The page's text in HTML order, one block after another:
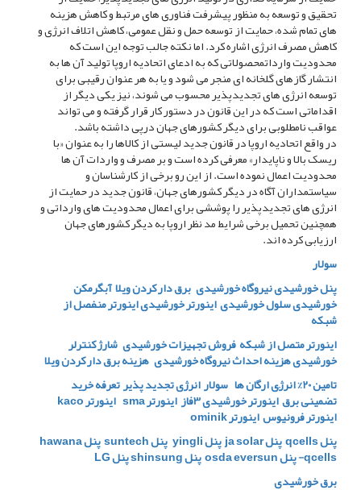
تحقیق و توسعه به منظور پیشرفت فناوری های مرتبط و کاهش هزینه
های تمام شده، حمایت از توسعه حمل و نقل عمومی، کاهش اتلاف انرژی و
کاهش مصرف انرژی اشاره کرد. اما نکته جالب توجه این است که
محدودیت وارداتمحصولاتی که به ادعای اتحادیه اروپا تولید آن ها به
انتشار گازهای گلخانه ای منجر می شود و یا به هر عنوان رقیبی برای
توسعه انرژی های تجدیدپذیر محسوب می شوند، نیز یکی دیگر از
اقداماتی است که در این قانون در دستور کار قرار گرفته و می تواند
عواقب نامطلوبی برای دیگر کشورهای جهان درپی داشته باشد.
در واقع اتحادیه اروپا در قانون جدید لیستی از کالاها را به عنوان «با
ریسک بالا و ناپایدار» معرفی کرده است و بر مصرف و واردات آن ها
محدودیت اعمال نموده است. از این رو برخی از کارشناسان و
سیاستمداران آگاه در دیگر کشورهای جهان، قانون جدید در حمایت از
انرژی های تجدیدپذیر را پوششی برای اعمال محدودیت های وارداتی و
همچنین تحمیل برخی شرایط مد نظر اروپا به دیگر کشورهای جهان
ارزیابی کرده اند.
سولار
پنل خورشیدینیروگاه خورشیدی برق دار کردن ویلاآبگرمکن
خورشیدیسلول خورشیدیاینورتر خورشیدیاینورتر منفصل از
شبکه
اینورتر متصل از شبکهفروش تجهیزات خورشیدی شارژ کنترلر
خورشیدیهزینه احداث نیروگاه خورشیدی هزینه برق دار کردن ویلا
تامین 20% انرژِی ارگان ها
سولار انرژی تجدید پذیرتعرفه خرید
تضمینی برقاینورتر خورشیدی 3فاز اینورتر sma
اینورتر فرونیوساینورتر ominik
پنل qcells
پنل ja solar پنل yingli پنل suntech پنل hawana
-qcellsپنل osda eversun پنل shinsung
پنل LG
برق خورشیدی